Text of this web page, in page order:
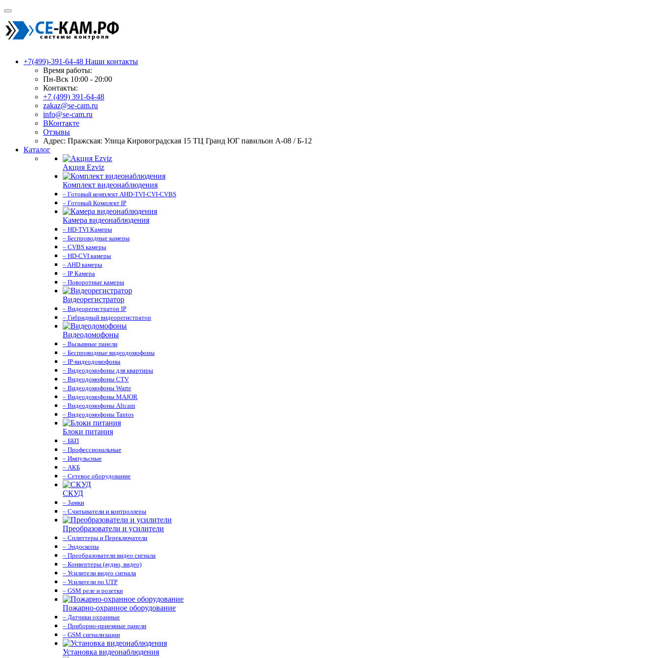
+7(499)-391-64-48 Наши контакты
Время работы:
Пн-Вск 10:00 - 20:00
Контакты:
+7 (499) 391-64-48
zakaz@se-cam.ru
info@se-cam.ru
ВКонтакте
Отзывы
Адрес: Пражская: Улица Кировоградская 15 ТЦ Гранд ЮГ павильон А-08 / Б-12
Каталог
Акция Ezviz
Комплект видеонаблюдения
– Готовый комплект AHD-TVI-CVI-CVBS
– Готовый Комплект IP
Камера видеонаблюдения
– HD-TVI Камеры
– Беспроводные камеры
– CVBS камеры
– HD-CVI камеры
– AHD камеры
– IP Камера
– Поворотные камеры
Видеорегистратор
– Видеорегистратор IP
– Гибридный видеорегистратор
Видеодомофоны
– Вызывные панели
– Беспроводные видеодомофоны
– IP-видеодомофоны
– Видеодомофоны для квартиры
– Видеодомофоны CTV
– Видеодомофоны Warte
– Видеодомофоны MAJOR
– Видеодомофоны Altcam
– Видеодомофоны Tantos
Блоки питания
– ББП
– Профессиональные
– Импульсные
– АКБ
– Сетевое оборудование
СКУД
– Замки
– Считыватели и контроллеры
Преобразователи и усилители
– Сплиттеры и Переключатели
– Эндоскопы
– Преобразователи видео сигнала
– Конвертеры (аудио, видео)
– Усилители видео сигнала
– Усилители по UTP
– GSM реле и розетки
Пожарно-охранное оборудование
– Датчики охранные
– Приборно-приемные панели
– GSM сигнализации
Установка видеонаблюдения